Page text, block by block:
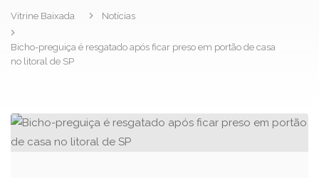
Vitrine Baixada Notícias
Bicho-preguiça é resgatado após ficar preso em portão de casa
no litoral de SP